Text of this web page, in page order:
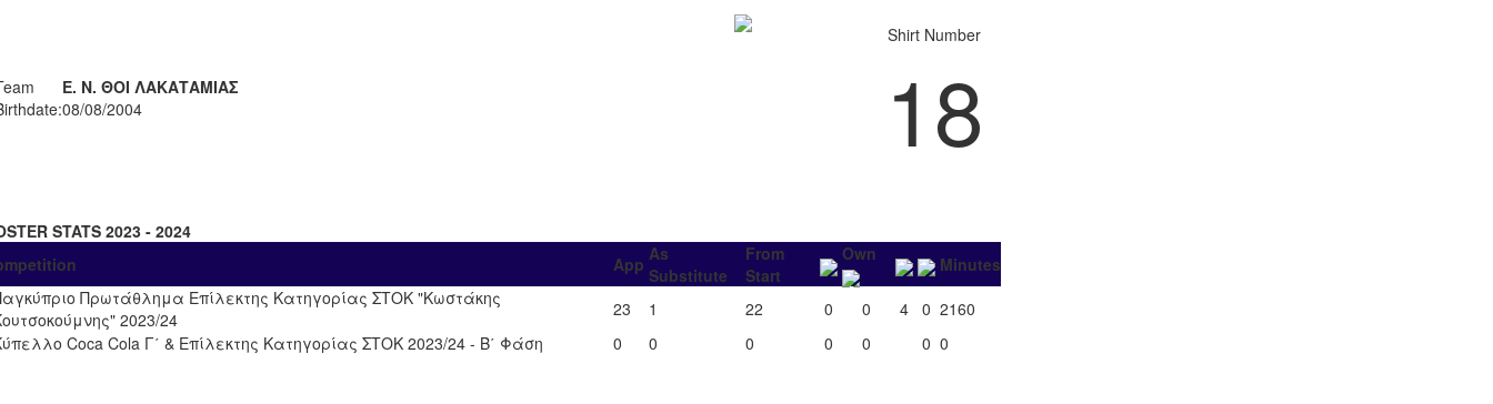
Ε. Ν. ΘΟΙ ΛΑΚΑΤΑΜΙΑΣ
08/08/2004
Shirt Number
18
STATS 2023 - 2024
App As
Substitute
From
Start
Own
Minutes
Πρωτάθλημα Επίλεκτης Κατηγορίας ΣΤΟΚ "Κωστάκης
2023/24
23 1 22 0 0 4 0 2160
Coca Cola Γ΄ & Επίλεκτης Κατηγορίας ΣΤΟΚ 2023/24 - Β΄ Φάση
0 0 0 0 0 0 0